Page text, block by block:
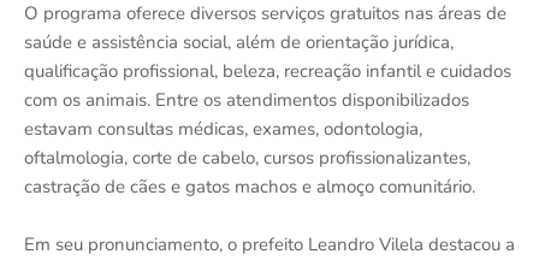
O programa oferece diversos serviços gratuitos nas áreas de
saúde e assistência social, além de orientação jurídica,
qualificação profissional, beleza, recreação infantil e cuidados
com os animais. Entre os atendimentos disponibilizados
estavam consultas médicas, exames, odontologia,
oftalmologia, corte de cabelo, cursos profissionalizantes,
castração de cães e gatos machos e almoço comunitário.
Em seu pronunciamento, o prefeito Leandro Vilela destacou a